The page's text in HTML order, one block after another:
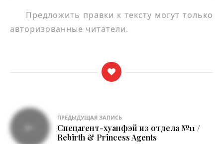
Предложить правки к тексту могут только
авторизованные читатели.
Навигация
по
ПРЕДЫДУЩАЯ ЗАПИСЬ
Спецагент-хуанфэй из отдела №11 /
Rebirth & Princess Agents